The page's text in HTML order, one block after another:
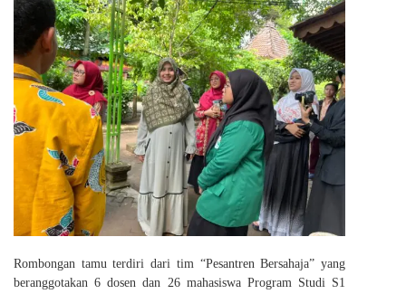
Rombongan tamu terdiri dari tim “Pesantren Bersahaja” yang
beranggotakan 6 dosen dan 26 mahasiswa Program Studi S1